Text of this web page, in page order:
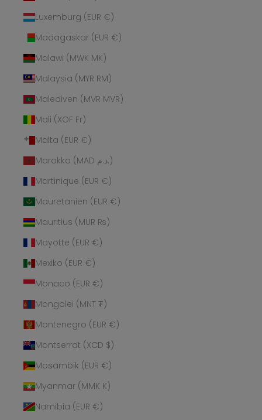
Luxemburg (EUR €)
Madagaskar (EUR €)
Malawi (MWK MK)
Malaysia (MYR RM)
Malediven (MVR MVR)
Mali (XOF Fr)
Malta (EUR €)
Marokko (MAD د.م.)
Martinique (EUR €)
Mauretanien (EUR €)
Mauritius (MUR ₨)
Mayotte (EUR €)
Mexiko (EUR €)
Monaco (EUR €)
Mongolei (MNT ₮)
Montenegro (EUR €)
Montserrat (XCD $)
Mosambik (EUR €)
Myanmar (MMK K)
Namibia (EUR €)